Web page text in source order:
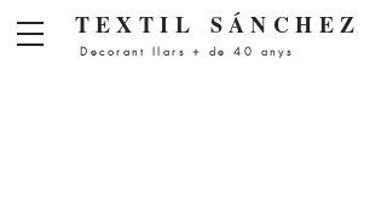
TEXTIL SÁNCHEZ
Decorant llars + de 40 anys